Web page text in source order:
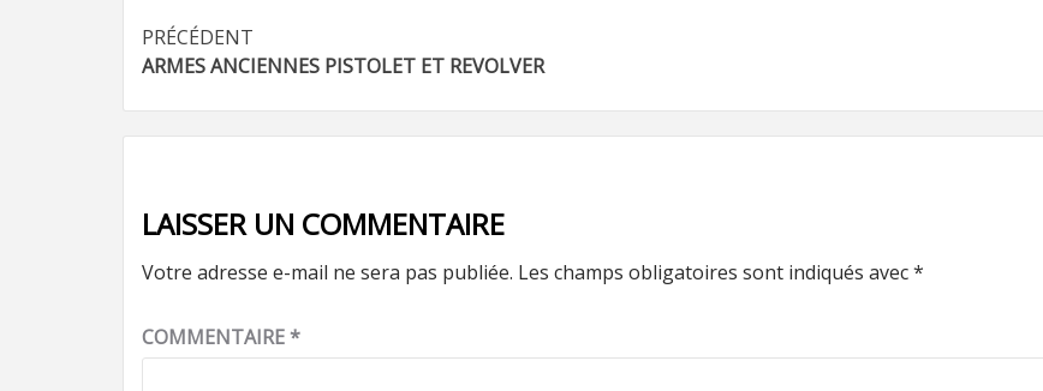
Navigation
d’article
PRÉCÉDENT
ARMES ANCIENNES PISTOLET ET REVOLVER
LAISSER UN COMMENTAIRE
Votre adresse e-mail ne sera pas publiée. Les champs obligatoires sont indiqués avec*
COMMENTAIRE*